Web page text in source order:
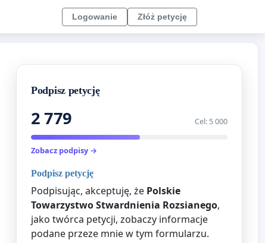
Logowanie Złóż petycję
Podpisz petycję
2 779 Cel: 5 000
Zobacz podpisy →
Podpisz petycję
Podpisując, akceptuję, że Polskie
Towarzystwo Stwardnienia Rozsianego,
jako twórca petycji, zobaczy informacje
podane przeze mnie w tym formularzu.